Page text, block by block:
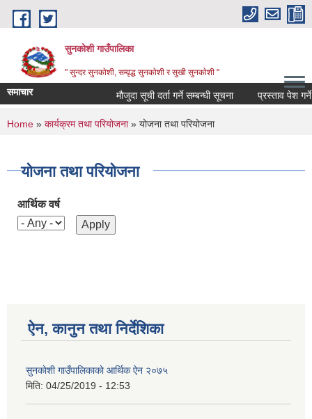
Skip to main content
सुनकोशी गाउँपालिका
" सुन्दर सुनकाेशी, सम्वृद्ध सुनकाेशी र सुखी सुनकाेशी "
समाचार मौजुदा सूची दर्ता गर्ने सम्बन्धी सूचना प्रस्ताव पेश गर्ने
You are here
Home » कार्यक्रम तथा परियोजना» योजना तथा परियोजना
योजना तथा परियोजना
आर्थिक वर्ष
ऐन, कानुन तथा निर्देशिका
सुनकाेशी गाउँपालिकाकाे आर्थिक ऐन २०७५
मिति: 04/25/2019 - 12:53